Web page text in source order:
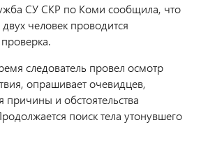
СУ СКР по Коми сообщила, что
человек проводится
следователь провел осмотр
опрашивает очевидцев,
причины и обстоятельства
поиск тела утонувшего